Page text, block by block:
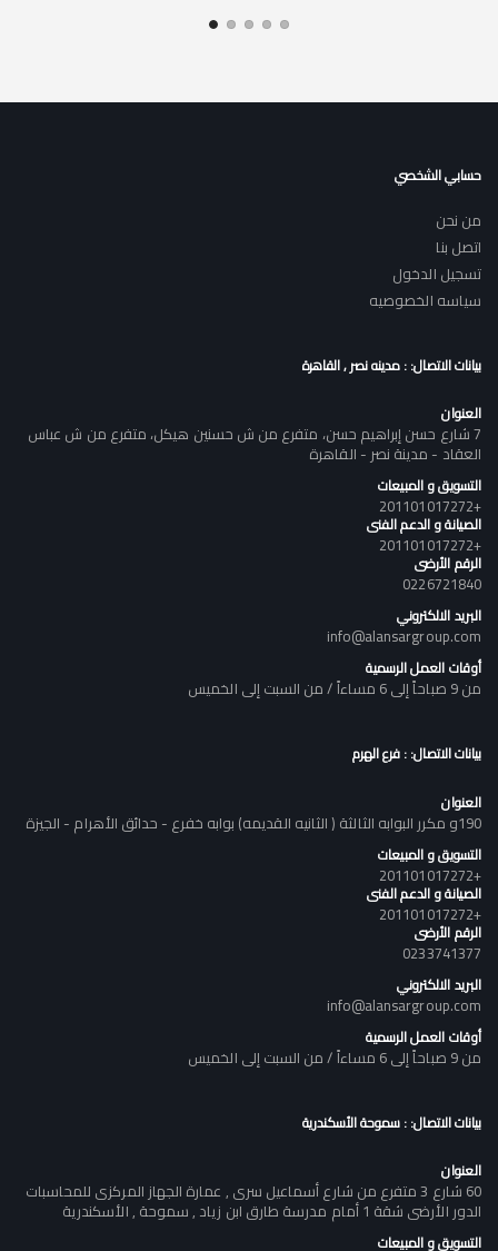
حسابي الشخصي
من نحن
اتصل بنا
تسجيل الدخول
سياسه الخصوصيه
بيانات الاتصال: : مدينه نصر , القاهرة
العنوان
7 شارع حسن إبراهيم حسن، متفرع من ش حسنين هيكل، متفرع من ش عباس
العقاد - مدينة نصر - القاهرة
التسويق و المبيعات
+201101017272
الصيانة و الدعم الفنى
+201101017272
الرقم الأرضى
0226721840
البريد الالكتروني
info@alansargroup.com
أوقات العمل الرسمية
من 9 صباحاً إلى 6 مساءاً / من السبت إلى الخميس
بيانات الاتصال: : فرع الهرم
العنوان
190و مكرر البوابه الثالثة ( الثانيه القديمه) بوابه خفرع - حدائق الأهرام - الجيزة
التسويق و المبيعات
+201101017272
الصيانة و الدعم الفنى
+201101017272
الرقم الأرضى
0233741377
البريد الالكتروني
info@alansargroup.com
أوقات العمل الرسمية
من 9 صباحاً إلى 6 مساءاً / من السبت إلى الخميس
بيانات الاتصال: : سموحة الأسكندرية
العنوان
60 شارع 3 متفرع من شارع أسماعيل سرى , عمارة الجهاز المركزى للمحاسبات
الدور الأرضى شقة 1 أمام مدرسة طارق ابن زياد , سموحة , الأسكندرية
التسويق و المبيعات